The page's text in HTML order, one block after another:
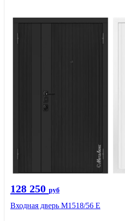
128 250 руб
Входная дверь М1518/56 Е